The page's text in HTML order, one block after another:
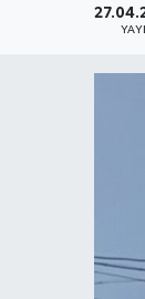
Kültür
Son